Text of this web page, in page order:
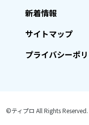
新着情報
サイトマップ
プライバシーポ
©ティプロ All Rights Reserved.